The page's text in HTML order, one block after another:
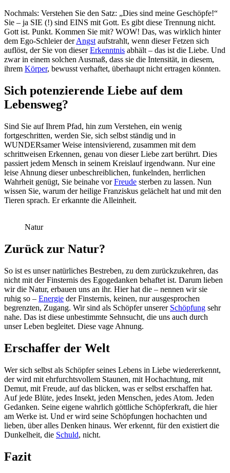
Nochmals: Verstehen Sie den Satz: „Dies sind meine Geschöpfe!“
Sie – ja SIE (!) sind EINS mit Gott. Es gibt diese Trennung nicht.
Gott ist. Punkt. Kommen Sie mit? WOW! Das, was wirklich hinter
dem Ego-Schleier derAngstaufstrahlt, wenn dieser Fetzen sich
auflöst, der Sie von dieserErkenntnis abhält – das ist die Liebe. Und
zwar in einem solchen Ausmaß, dass sie die Intensität, in diesem,
ihrem Körper, bewusst verhaftet, überhaupt nicht ertragen könnten.
Sich potenzierende Liebe auf dem
Lebensweg?
Sind Sie auf Ihrem Pfad, hin zum Verstehen, ein wenig
fortgeschritten, werden Sie, sich selbst ständig und in
WUNDERsamer Weise intensivierend, zusammen mit dem
schrittweisen Erkennen, genau von dieser Liebe zart berührt. Dies
passiert jedem Mensch in seinem Kreislauf irgendwann. Nur eine
leise Ahnung dieser unbeschreiblichen, funkelnden, herrlichen
Wahrheit genügt, Sie beinahe vorFreude sterben zu lassen. Nun
wissen Sie, warum der heilige Franziskus gelächelt hat und mit den
Tieren sprach. Er erkannte die Alleinheit.
Natur
Zurück zur Natur?
So ist es unser natürliches Bestreben, zu dem zurückzukehren, das
nicht mit der Finsternis des Egogedanken behaftet ist. Darum lieben
wir die Natur, erbauen uns an ihr. Hier hat die – nennen wir sie
ruhig so – Energie der Finsternis, keinen, nur ausgesprochen
begrenzten, Zugang. Wir sind als Schöpfer unserer Schöpfung sehr
nahe. Das ist diese unbestimmte Sehnsucht, die uns auch durch
unser Leben begleitet. Diese vage Ahnung.
Erschaffer der Welt
Wer sich selbst als Schöpfer seines Lebens in Liebe wiedererkennt,
der wird mit ehrfurchtsvollem Staunen, mit Hochachtung, mit
Demut, mit Freude, auf das blicken, was er selbst erschaffen hat.
Auf jede Blüte, jedes Insekt, jeden Menschen, jedes Atom. Jeden
Gedanken. Seine eigene wahrlich göttliche Schöpferkraft, die hier
am Werke ist. Und er wird seine Schöpfungen hochachten und
lieben, über alles Denken hinaus. Wer erkennt, für den existiert die
Dunkelheit, die Schuld, nicht.
Fazit